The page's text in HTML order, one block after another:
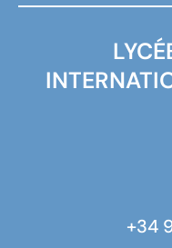
+34